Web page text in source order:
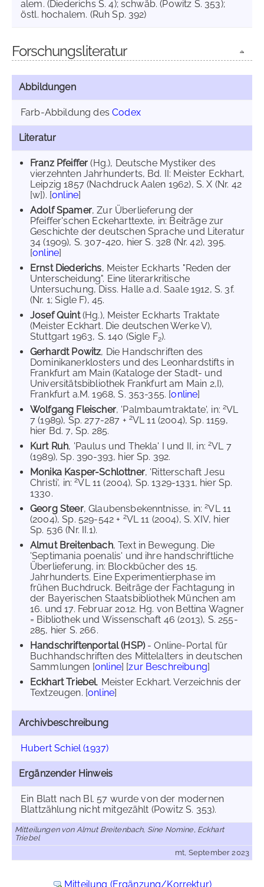
alem. (Diederichs S. 4); schwäb. (Powitz S. 353);
östl. hochalem. (Ruh Sp. 392)
Forschungsliteratur
Abbildungen
Farb-Abbildung desCodex
Literatur
Franz Pfeiffer(Hg.), Deutsche Mystiker des
vierzehnten Jahrhunderts, Bd. II: Meister Eckhart,
Leipzig 1857 (Nachdruck Aalen 1962), S. X (Nr. 42
[w]). [online]
Adolf Spamer, Zur Überlieferung der
Pfeiffer'schen Eckeharttexte, in: Beiträge zur
Geschichte der deutschen Sprache und Literatur
34 (1909), S. 307-420, hier S. 328 (Nr. 42), 395.
[online]
Ernst Diederichs, Meister Eckharts "Reden der
Unterscheidung". Eine literarkritische
Untersuchung, Diss. Halle a.d. Saale 1912, S. 3f.
(Nr. 1; Sigle F), 45.
Josef Quint(Hg.), Meister Eckharts Traktate
(Meister Eckhart. Die deutschen Werke V),
Stuttgart 1963, S. 140 (Sigle F2).
Gerhardt Powitz, Die Handschriften des
Dominikanerklosters und des Leonhardstifts in
Frankfurt am Main (Kataloge der Stadt- und
Universitätsbibliothek Frankfurt am Main 2,I),
Frankfurt a.M. 1968, S. 353-355. [online]
Wolfgang Fleischer, 'Palmbaumtraktate', in:2VL
7 (1989), Sp. 277-287 + 2VL 11 (2004), Sp. 1159,
hier Bd. 7, Sp. 285.
Kurt Ruh, 'Paulus und Thekla' I und II, in:2VL 7
(1989), Sp. 390-393, hier Sp. 392.
Monika Kasper-Schlottner, 'Ritterschaft Jesu
Christi', in:2VL 11 (2004), Sp. 1329-1331, hier Sp.
1330.
Georg Steer, Glaubensbekenntnisse, in:2VL 11
(2004), Sp. 529-542 + 2VL 11 (2004), S. XIV, hier
Sp. 536 (Nr. II.1).
Almut Breitenbach, Text in Bewegung. Die
'Septimania poenalis' und ihre handschriftliche
Überlieferung, in: Blockbücher des 15.
Jahrhunderts. Eine Experimentierphase im
frühen Buchdruck. Beiträge der Fachtagung in
der Bayerischen Staatsbibliothek München am
16. und 17. Februar 2012. Hg. von Bettina Wagner
= Bibliothek und Wissenschaft 46 (2013), S. 255-
285, hier S. 266.
Handschriftenportal (HSP)- Online-Portal für
Buchhandschriften des Mittelalters in deutschen
Sammlungen [online] [zur Beschreibung]
Eckhart Triebel, Meister Eckhart. Verzeichnis der
Textzeugen. [online]
Archivbeschreibung
Hubert Schiel (1937)
Ergänzender Hinweis
Ein Blatt nach Bl. 57 wurde von der modernen
Blattzählung nicht mitgezählt (Powitz S. 353).
Mitteilungen von Almut Breitenbach, Sine Nomine, Eckhart
Triebel
mt, September 2023
Mitteilung (Ergänzung/Korrektur)